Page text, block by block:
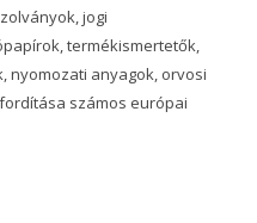
jogi
termékismertetők,
nyomozati anyagok, orvosi
számos európai